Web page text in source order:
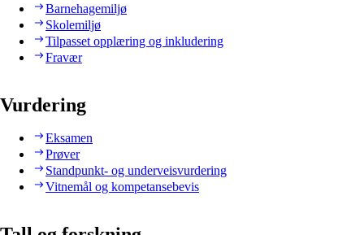
Barnehagemiljø
Skolemiljø
Tilpasset opplæring og inkludering
Fravær
Vurdering
Eksamen
Prøver
Standpunkt- og underveisvurdering
Vitnemål og kompetansebevis